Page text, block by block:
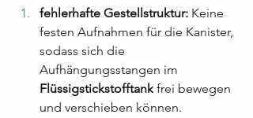
fehlerhafte Gestellstruktur: Keine
festen Aufnahmen für die Kanister,
sodass sich die
Aufhängungsstangen im
Flüssigstickstofftank frei bewegen
und verschieben können.